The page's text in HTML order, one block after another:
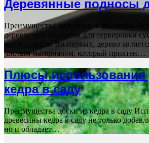
Деревянные подносы
Преимущества деревянных подносов
деревянных подносов для сервировки
преимуществ. Во-первых, дерево
чистым материалом, который приятен…
Плюсы использования
кедра в саду
Преимущества доски из кедра в саду
древесины кедра в саду не только
но и обладает…